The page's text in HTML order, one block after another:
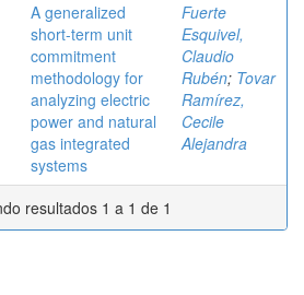
A generalized
short-term unit
commitment
methodology for
analyzing electric
power and natural
gas integrated
systems
Fuerte
Esquivel,
Claudio
Rubén; Tovar
Ramírez,
Cecile
Alejandra
resultados 1 a 1 de 1